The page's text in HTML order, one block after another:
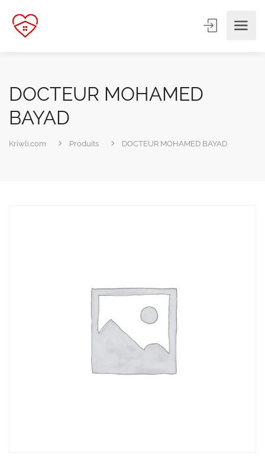
DOCTEUR MOHAMED
BAYAD
Kriwli.com Produits DOCTEUR MOHAMED BAYAD